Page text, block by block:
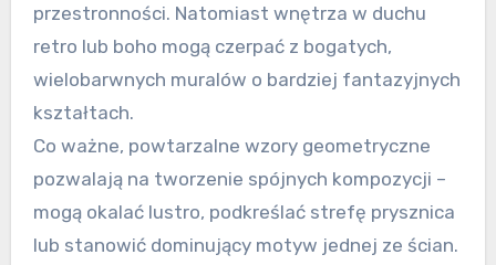
przestronności. Natomiast wnętrza w duchu
retro lub boho mogą czerpać z bogatych,
wielobarwnych muralów o bardziej fantazyjnych
kształtach.
Co ważne, powtarzalne wzory geometryczne
pozwalają na tworzenie spójnych kompozycji –
mogą okalać lustro, podkreślać strefę prysznica
lub stanowić dominujący motyw jednej ze ścian.